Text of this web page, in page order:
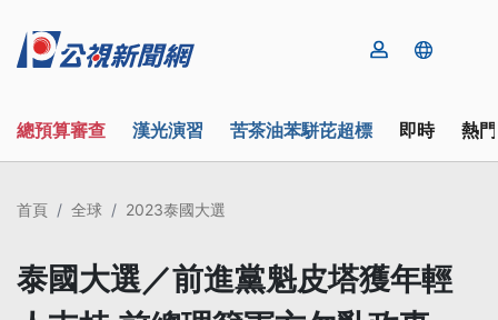
總預算審查 漢光演習 苦茶油苯駢芘超標 即時 熱
首頁 全球 2023泰國大選
泰國大選／前進黨魁皮塔獲年輕